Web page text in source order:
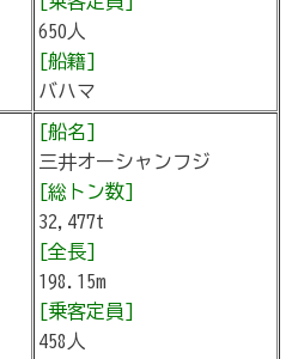
650人
[船籍]
バハマ
[船名]
三井オーシャンフジ
[総トン数]
32,477t
[全長]
198.15m
[乗客定員]
458人